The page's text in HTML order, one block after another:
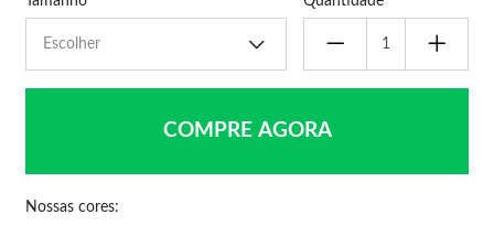
COMPRE AGORA
Nossas cores: